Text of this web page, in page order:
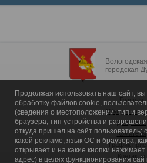
Вологодская
городская
Главная
Общие
Депутаты
Комитеты
График
Контакты
Продолжая использовать наш сайт, вы
обработку файлов cookie,
(сведения о местоположении; тип и
браузера; тип устройства и
откуда пришел на сайт пользователь;
какой рекламе; язык ОС и браузера;
открывает и на какие кнопки
адрес) в целях функционирования